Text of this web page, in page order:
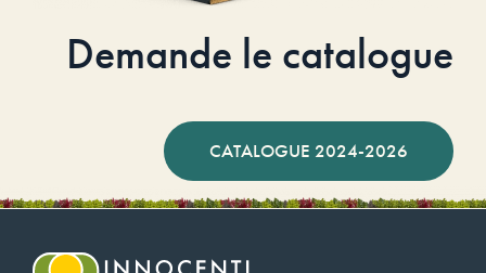
Demande le catalogue
CATALOGUE 2024-2026